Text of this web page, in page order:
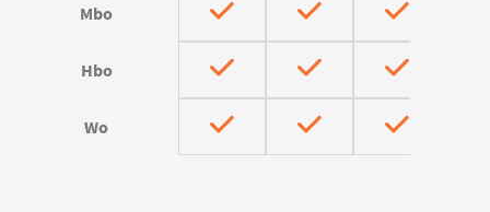
Mbo
Hbo
Wo